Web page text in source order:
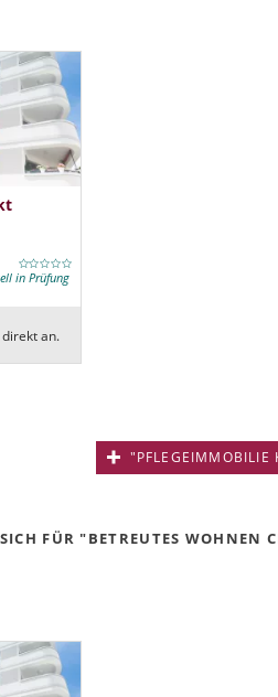
in Prüfung
an.
"PFLEGEIMMOBILIE
FÜR "BETREUTES WOHNEN